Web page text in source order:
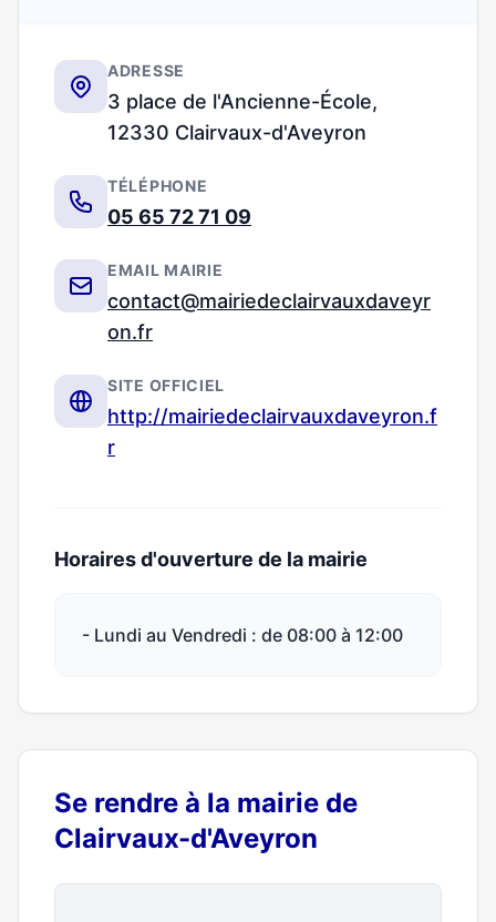
ADRESSE
3 place de l'Ancienne-École,
12330 Clairvaux-d'Aveyron
TÉLÉPHONE
05 65 72 71 09
EMAIL MAIRIE
contact@mairiedeclairvauxdaveyr
on.fr
SITE OFFICIEL
http://mairiedeclairvauxdaveyron.f
r
Horaires d'ouverture de la mairie
- Lundi au Vendredi : de 08:00 à 12:00
Se rendre à la mairie de
Clairvaux-d'Aveyron